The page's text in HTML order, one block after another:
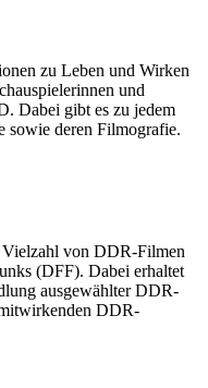
zu Leben und Wirken
und
Dabei gibt es zu jedem
sowie deren Filmografie.
Vielzahl von DDR-Filmen
(DFF). Dabei erhaltet
ausgewählter DDR-
DDR-